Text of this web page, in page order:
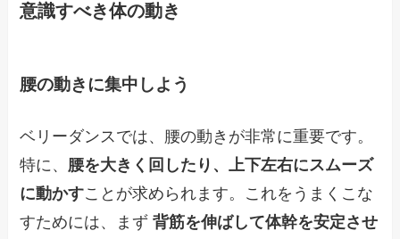
意識すべき体の動き
腰の動きに集中しよう
ベリーダンスでは、腰の動きが非常に重要です。
特に、 腰を大きく回したり、上下左右にスムーズ
に動かすことが求められます。これをうまくこな
すためには、まず背筋を伸ばして体幹を安定させ